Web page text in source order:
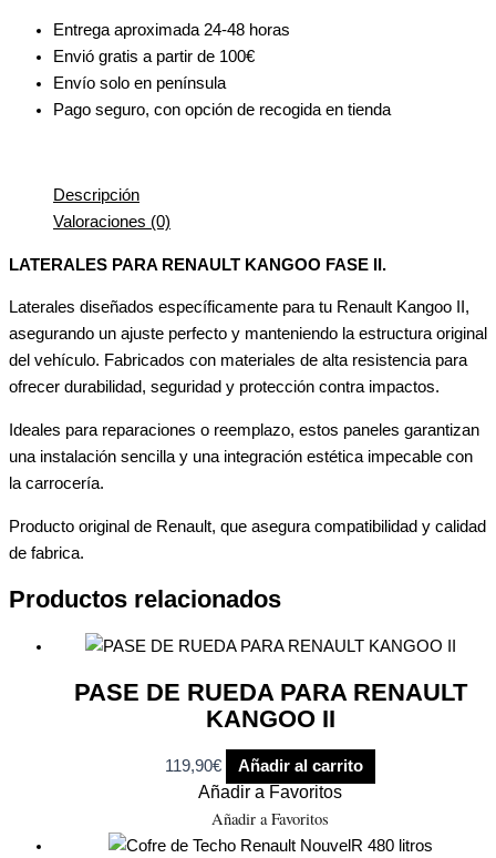
Entrega aproximada 24-48 horas
Envió gratis a partir de 100€
Envío solo en península
Pago seguro, con opción de recogida en tienda
Descripción
Valoraciones (0)
LATERALES PARA RENAULT KANGOO FASE II.
Laterales diseñados específicamente para tu Renault Kangoo II,
asegurando un ajuste perfecto y manteniendo la estructura original
del vehículo. Fabricados con materiales de alta resistencia para
ofrecer durabilidad, seguridad y protección contra impactos.
Ideales para reparaciones o reemplazo, estos paneles garantizan
una instalación sencilla y una integración estética impecable con
la carrocería.
Producto original de Renault, que asegura compatibilidad y calidad
de fabrica.
Productos relacionados
PASE DE RUEDA PARA RENAULT
KANGOO II
119,90€ Añadir al carrito
Añadir a Favoritos
Añadir a Favoritos